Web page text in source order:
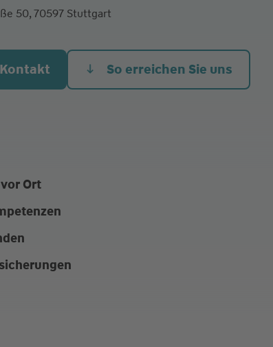
09:00 - 12:00
- 12:00
09:00 - 12:00 14:00 - 17:00
50, 70597 Stuttgart
So erreichen Sie uns
Ort